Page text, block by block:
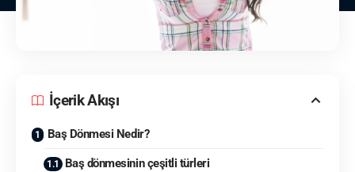
İçerik Akışı
Baş Dönmesi Nedir?
Baş dönmesinin çeşitli türleri